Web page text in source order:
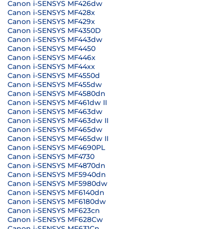
Canon i-SENSYS MF426dw
Canon i-SENSYS MF428x
Canon i-SENSYS MF429x
Canon i-SENSYS MF4350D
Canon i-SENSYS MF443dw
Canon i-SENSYS MF4450
Canon i-SENSYS MF446x
Canon i-SENSYS MF44xx
Canon i-SENSYS MF4550d
Canon i-SENSYS MF455dw
Canon i-SENSYS MF4580dn
Canon i-SENSYS MF461dw II
Canon i-SENSYS MF463dw
Canon i-SENSYS MF463dw II
Canon i-SENSYS MF465dw
Canon i-SENSYS MF465dw II
Canon i-SENSYS MF4690PL
Canon i-SENSYS MF4730
Canon i-SENSYS MF4870dn
Canon i-SENSYS MF5940dn
Canon i-SENSYS MF5980dw
Canon i-SENSYS MF6140dn
Canon i-SENSYS MF6180dw
Canon i-SENSYS MF623cn
Canon i-SENSYS MF628Cw